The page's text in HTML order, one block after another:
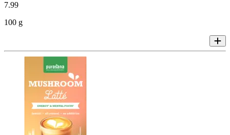
7.99
100 g